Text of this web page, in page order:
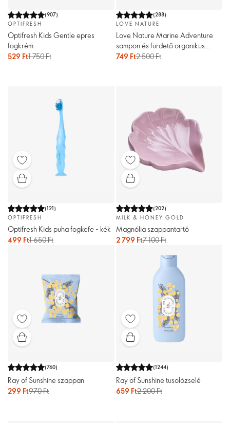
(907)
OPTIFRESH
Optifresh Kids Gentle epres
fogkrém
529 Ft1 750 Ft
(288)
LOVE NATURE
Love Nature Marine Adventure
sampon és fürdető organikus
kókuszvízzel
749 Ft2 500 Ft
(121)
OPTIFRESH
Optifresh Kids puha fogkefe - kék
499 Ft1 650 Ft
(202)
MILK & HONEY GOLD
Magnólia szappantartó
2 799 Ft7 100 Ft
(760)
Ray of Sunshine szappan
299 Ft970 Ft
(1244)
Ray of Sunshine tusolózselé
659 Ft2 200 Ft